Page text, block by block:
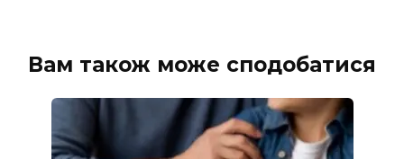
Вам також може сподобатися